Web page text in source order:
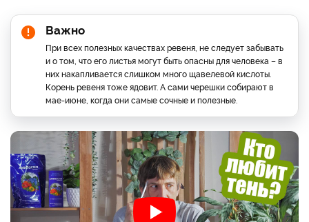
Важно
При всех полезных качествах ревеня, не следует забывать
и о том, что его листья могут быть опасны для человека – в
них накапливается слишком много щавелевой кислоты.
Корень ревеня тоже ядовит. А сами черешки собирают в
мае-июне, когда они самые сочные и полезные.